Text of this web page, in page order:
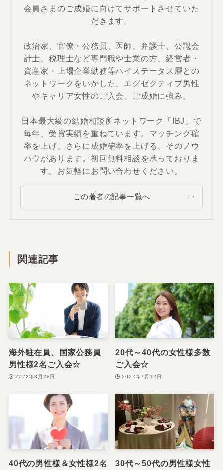
会員さまのご成婚に向けてサポートさせていた
だきます。
政治家、官僚・公務員、医師、弁護士、公認会
計士、税理士など専門職や士業の方、経営者・
資産家・上場企業勤務等ハイステータス層との
ネットワークをいかした、エグゼクティブ男性
やキャリア女性のご入会、ご成婚に強み。
日本最大級の結婚相談所ネットワーク「IBJ」で
毎年、受賞実績を重ねています。マッチング確
率を上げ、さらに成婚確率を上げる、そのノウ
ハウがあります。初回無料相談を承っておりま
す。お気軽にお問い合わせください。
この著者の記事一覧へ
関連記事
海外駐在員、国家公務員
男性様2名ご入会☆
2022年8月28日
20代～40代の女性様多数
ご入会☆
2022年7月12日
40代の男性様＆女性様2名
30代～50代の男性様女性